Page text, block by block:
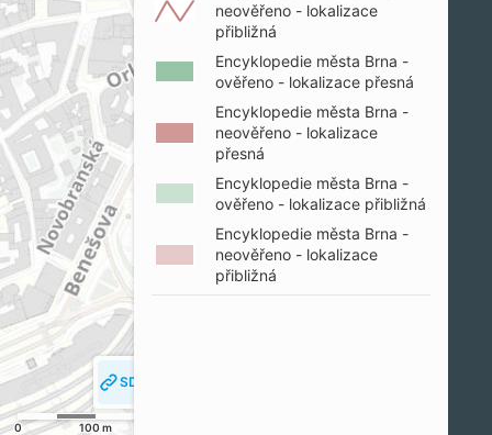
neověřeno - lokalizace
přibližná
Encyklopedie města Brna -
ověřeno - lokalizace přesná
Encyklopedie města Brna -
neověřeno - lokalizace
přesná
Encyklopedie města Brna -
ověřeno - lokalizace přibližná
Encyklopedie města Brna -
neověřeno - lokalizace
přibližná
SDÍLET MAPU
0 100 m